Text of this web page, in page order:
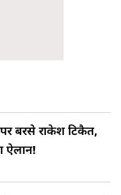
पर बरसे राकेश टिकैत,
ऐलान!